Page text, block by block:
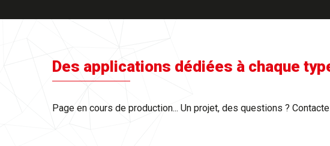
Des applications dédiées à chaque
Page en cours de production... Un projet, des questions ?